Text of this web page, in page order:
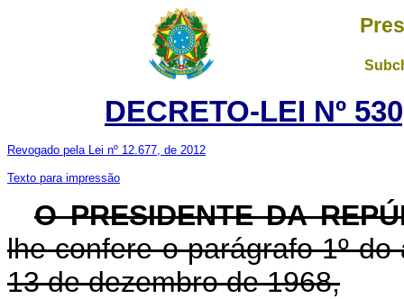
DECRETO-LEI Nº
Revogado pela Lei nº 12.677, de 2012
Texto para impressão
O PRESIDENTE DA
lhe confere o parágrafo 1º do
13 de dezembro de 1968,